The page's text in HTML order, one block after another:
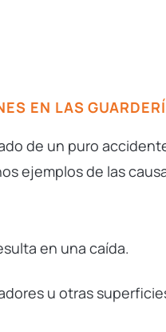
EN LAS
de un puro
ejemplos de las
en una caída.
u otras